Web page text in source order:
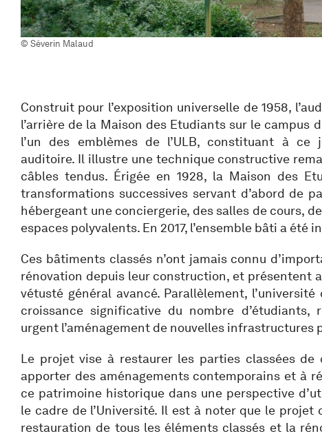
© Séverin Malaud
Construit pour l’exposition universelle de 1958,
l’arrière de la Maison des Etudiants sur le campus
l’un des emblèmes de l’ULB, constituant à ce
auditoire. Il illustre une technique constructive
câbles tendus. Érigée en 1928, la Maison des
transformations successives servant d’abord de
hébergeant une conciergerie, des salles de cours,
espaces polyvalents. En 2017, l’ensemble bâti a été
Ces bâtiments classés n’ont jamais connu
rénovation depuis leur construction, et présentent
vétusté général avancé. Parallèlement,
croissance significative du nombre
urgent l’aménagement de nouvelles infrastructures
Le projet vise à restaurer les parties classées de
apporter des aménagements contemporains et à
ce patrimoine historique dans une perspective
le cadre de l’Université. Il est à noter que le projet
restauration de tous les éléments classés et la